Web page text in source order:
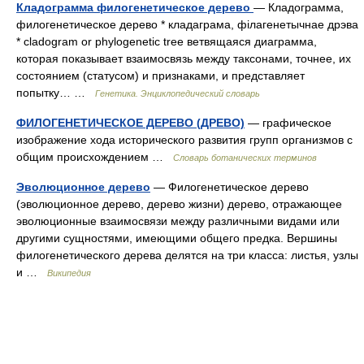
Кладограмма филогенетическое дерево — Кладограмма,
филогенетическое дерево * кладаграма, філагенетычнае дрэва
* cladogram or phylogenetic tree ветвящаяся диаграмма,
которая показывает взаимосвязь между таксонами, точнее, их
cостоянием (статусом) и признаками, и представляет
попытку… …
Генетика. Энциклопедический словарь
ФИЛОГЕНЕТИЧЕСКОЕ ДЕРЕВО (ДРЕВО) — графическое
изображение хода исторического развития групп организмов с
общим происхождением …
Словарь ботанических терминов
Эволюционное дерево — Филогенетическое дерево
(эволюционное дерево, дерево жизни) дерево, отражающее
эволюционные взаимосвязи между различными видами или
другими сущностями, имеющими общего предка. Вершины
филогенетического дерева делятся на три класса: листья, узлы
и …
Википедия